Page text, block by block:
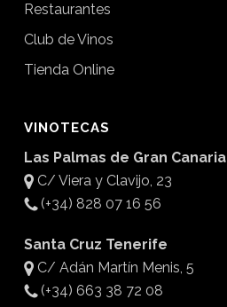
Restaurantes
Club de Vinos
Tienda Online
VINOTECAS
Las Palmas de Gran Canaria
C/ Viera y Clavijo, 23
(+34) 828 07 16 56
Santa Cruz Tenerife
C/ Adán Martín Menis, 5
(+34) 663 38 72 08